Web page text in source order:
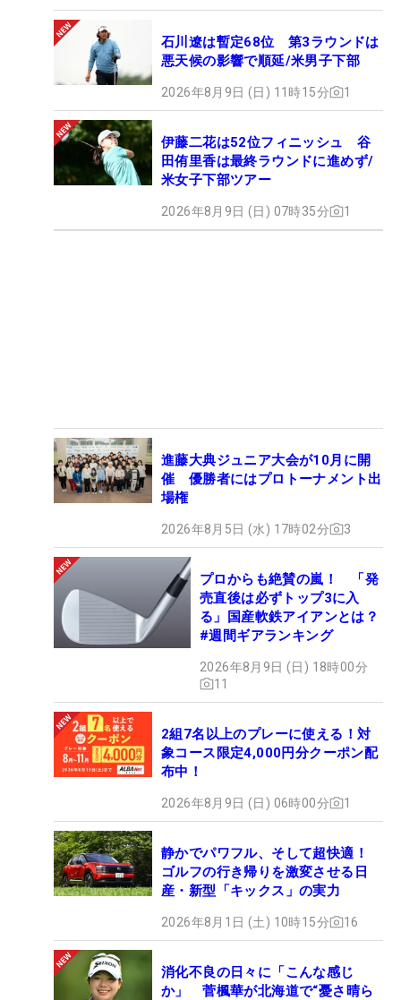
石川遼は暫定68位 第3ラウンドは
悪天候の影響で順延/米男子下部
2026年8月9日 (日) 11時15分 1
伊藤二花は52位フィニッシュ 谷
田侑里香は最終ラウンドに進めず/
米女子下部ツアー
2026年8月9日 (日) 07時35分 1
進藤大典ジュニア大会が10月に開
催 優勝者にはプロトーナメント出
場権
2026年8月5日 (水) 17時02分 3
プロからも絶賛の嵐！ 「発
売直後は必ずトップ3に入
る」国産軟鉄アイアンとは？
#週間ギアランキング
2026年8月9日 (日) 18時00分
11
2組7名以上のプレーに使える！対
象コース限定4,000円分クーポン配
布中！
2026年8月9日 (日) 06時00分 1
静かでパワフル、そして超快適！
ゴルフの行き帰りを激変させる日
産・新型「キックス」の実力
2026年8月1日 (土) 10時15分 16
消化不良の日々に「こんな感じ
か」 菅楓華が北海道で“憂さ晴ら